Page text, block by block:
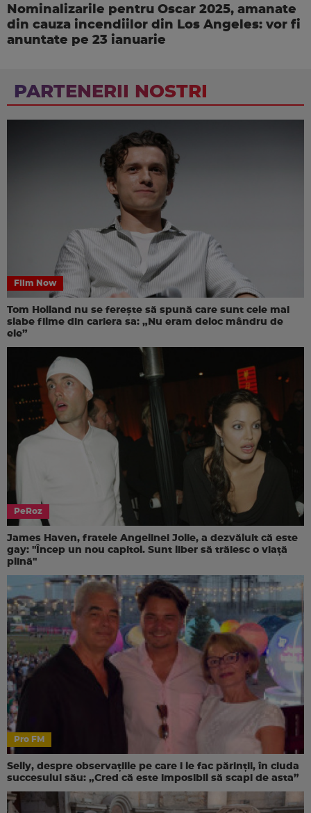
Nominalizarile pentru Oscar 2025, amanate
din cauza incendiilor din Los Angeles: vor fi
anuntate pe 23 ianuarie
PARTENERII NOSTRI
Film Now
Tom Holland nu se ferește să spună care sunt cele mai
slabe filme din cariera sa: „Nu eram deloc mândru de
ele”
PeRoz
James Haven, fratele Angelinei Jolie, a dezvăluit că este
gay: "Încep un nou capitol. Sunt liber să trăiesc o viață
plină"
Pro FM
Selly, despre observațiile pe care i le fac părinții, în ciuda
succesului său: „Cred că este imposibil să scapi de asta”